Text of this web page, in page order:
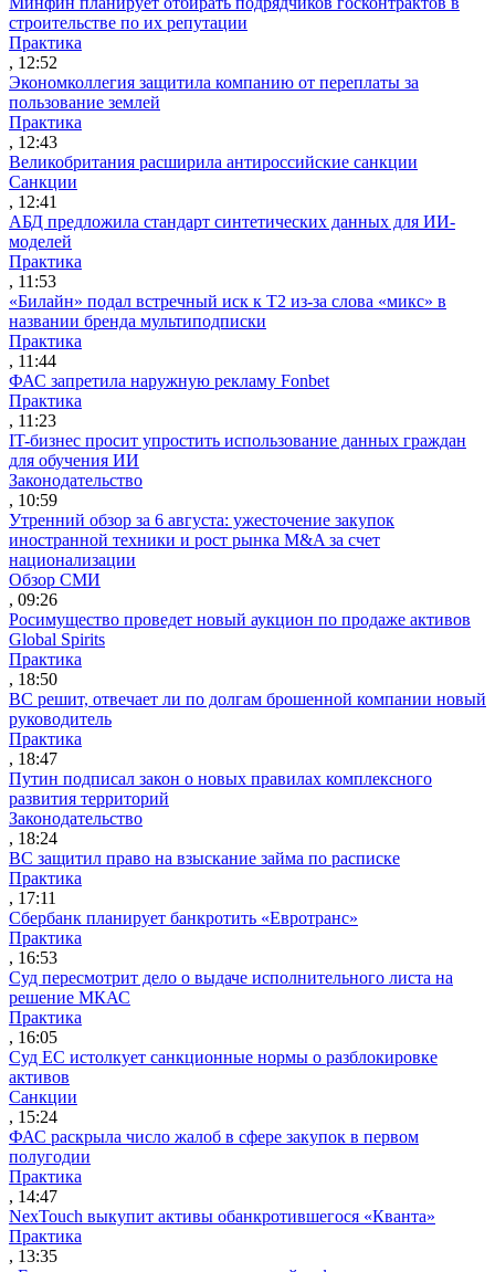
строительстве по их репутации
Практика
, 12:52
Экономколлегия защитила компанию от переплаты за
пользование землей
Практика
, 12:43
Великобритания расширила антироссийские санкции
Санкции
, 12:41
АБД предложила стандарт синтетических данных для ИИ-
моделей
Практика
, 11:53
«Билайн» подал встречный иск к Т2 из-за слова «микс» в
названии бренда мультиподписки
Практика
, 11:44
ФАС запретила наружную рекламу Fonbet
Практика
, 11:23
IT-бизнес просит упростить использование данных граждан
для обучения ИИ
Законодательство
, 10:59
Утренний обзор за 6 августа: ужесточение закупок
иностранной техники и рост рынка M&A за счет
национализации
Обзор СМИ
, 09:26
Росимущество проведет новый аукцион по продаже активов
Global Spirits
Практика
, 18:50
ВС решит, отвечает ли по долгам брошенной компании новый
руководитель
Практика
, 18:47
Путин подписал закон о новых правилах комплексного
развития территорий
Законодательство
, 18:24
ВС защитил право на взыскание займа по расписке
Практика
, 17:11
Сбербанк планирует банкротить «Евротранс»
Практика
, 16:53
Суд пересмотрит дело о выдаче исполнительного листа на
решение МКАС
Практика
, 16:05
Суд ЕС истолкует санкционные нормы о разблокировке
активов
Санкции
, 15:24
ФАС раскрыла число жалоб в сфере закупок в первом
полугодии
Практика
, 14:47
NexTouch выкупит активы обанкротившегося «Кванта»
Практика
, 13:35